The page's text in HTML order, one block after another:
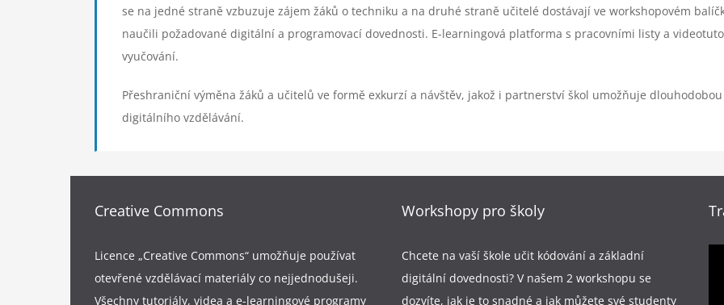
se na jedné straně vzbuzuje zájem žáků o techniku a na druhé straně učitelé dostávají ve workshopovém
naučili požadované digitální a programovací dovednosti. E-learningová platforma s pracovními listy a
vyučování.
Přeshraniční výměna žáků a učitelů ve formě exkurzí a návštěv, jakož i partnerství škol umožňuje
digitálního vzdělávání.
Creative Commons
Licence „Creative Commons“ umožňuje používat
otevřené vzdělávací materiály co nejjednodušeji.
Všechny tutoriály, videa a e-learningové programy
Workshopy pro školy
Chcete na vaší škole učit kódování a základní
digitální dovednosti? V našem 2 workshopu se
dozvíte, jak je to snadné a jak můžete své studenty